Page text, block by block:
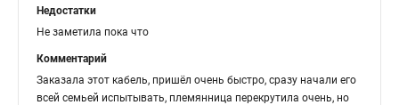
Недостатки
Не заметила пока что
Комментарий
Заказала этот кабель, пришёл очень быстро, сразу начали его
всей семьей испытывать, племянница перекрутила очень, но